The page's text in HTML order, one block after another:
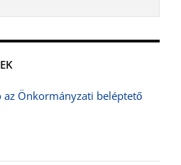
az Önkormányzati beléptető